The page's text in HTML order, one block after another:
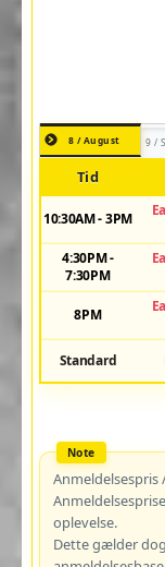
8 / August 9 /
Tid
10:30AM - 3PM
4:30PM -
7:30PM
8PM
Standard
oplevelse.
Dette gælder